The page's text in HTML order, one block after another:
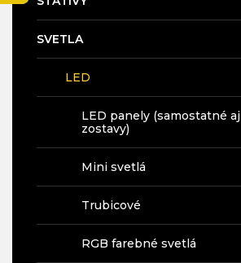
SVETLA
LED
LED panely (samostatné aj
zostavy)
Mini svetlá
Trubicové
RGB farebné svetlá